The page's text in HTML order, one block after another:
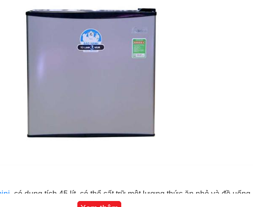
, có dung tích 45 lít, có thể cất trữ một lượng thức ăn nhỏ và đồ uống,